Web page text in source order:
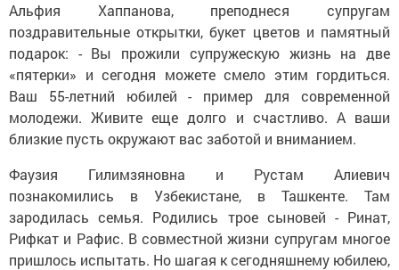
Альфия Хаппанова, преподнеся супругам
поздравительные открытки, букет цветов и памятный
подарок: - Вы прожили супружескую жизнь на две
«пятерки» и сегодня можете смело этим гордиться.
Ваш 55-летний юбилей - пример для современной
молодежи. Живите еще долго и счастливо. А ваши
близкие пусть окружают вас заботой и вниманием.
Фаузия Гилимзяновна и Рустам Алиевич
познакомились в Узбекистане, в Ташкенте. Там
зародилась семья. Родились трое сыновей - Ринат,
Рифкат и Рафис. В совместной жизни супругам многое
пришлось испытать. Но шагая к сегодняшнему юбилею,